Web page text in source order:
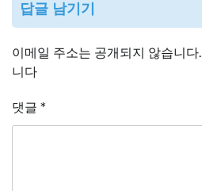
답글 남기기
이메일 주소는 공개되지 않습니다.
니다
댓글 *